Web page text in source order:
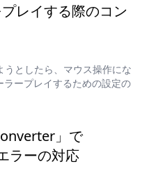
レイする際のコン
としたら、マウス操作にな
ープレイするための設定の
」で
ラーの対応